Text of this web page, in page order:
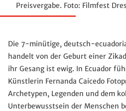
Preisvergabe. Foto: Filmfest
Die 7-minütige, deutsch-
handelt von der Geburt einer
ihr Gesang ist ewig. In Ecuador
Künstlerin Fernanda Caicedo
Archetypen, Legenden und dem
Unterbewusstsein der Menschen